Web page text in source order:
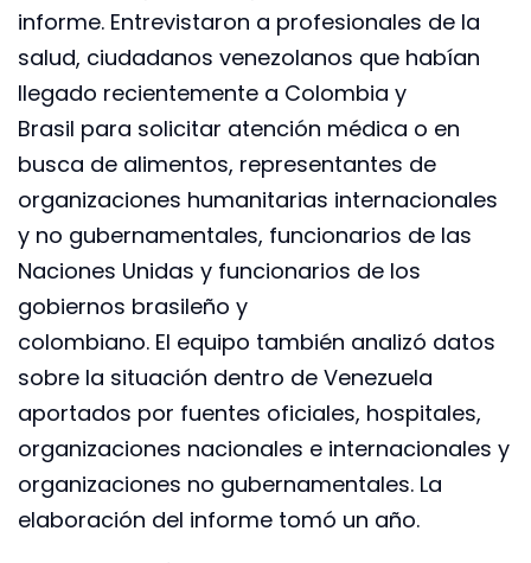
informe. Entrevistaron a profesionales de la
salud, ciudadanos venezolanos que habían
llegado recientemente a Colombia y
Brasil para solicitar atención médica o en
busca de alimentos, representantes de
organizaciones humanitarias internacionales
y no gubernamentales, funcionarios de las
Naciones Unidas y funcionarios de los
gobiernos brasileño y
colombiano. El equipo también analizó datos
sobre la situación dentro de Venezuela
aportados por fuentes oficiales, hospitales,
organizaciones nacionales e internacionales y
organizaciones no gubernamentales. La
elaboración del informe tomó un año.